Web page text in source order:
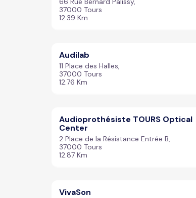
37000 Tours
12.39 Km
Audilab
11 Place des Halles,
37000 Tours
12.76 Km
Audioprothésiste TOURS Optical
Center
2 Place de la Résistance Entrée B,
37000 Tours
12.87 Km
VivaSon